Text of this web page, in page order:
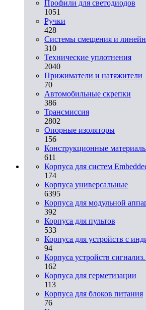
Профили для светодиодов
1051
Ручки
428
Системы смещения и
310
Технические уплотнения
2040
Прижиматели и натяжители
70
Автомобильные скрепки
386
Трансмиссия
2802
Опорные изоляторы
156
Конструкционные
611
Корпуса для систем
174
Корпуса универсальные
6395
Корпуса для модульной
392
Корпуса для пультов
533
Корпуса для устройств с
94
Корпуса устройств
162
Корпуса для герметизации
113
Корпуса для блоков питания
76